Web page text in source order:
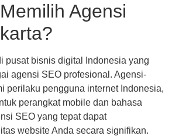
Agensi
pusat bisnis digital Indonesia yang
agensi SEO profesional. Agensi-
perilaku pengguna internet Indonesia,
perangkat mobile dan bahasa
SEO yang tepat dapat
website Anda secara signifikan.